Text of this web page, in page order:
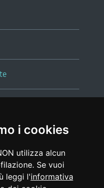
i cookies
utilizza alcun
Se vuoi
leggi l'informativa
|glossario